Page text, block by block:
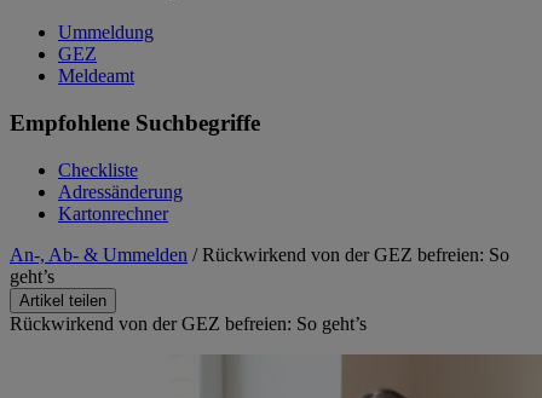
Ummeldung
GEZ
Meldeamt
Empfohlene Suchbegriffe
Checkliste
Adressänderung
Kartonrechner
An-, Ab- & Ummelden / Rückwirkend von der GEZ befreien: So
geht’s
Artikel teilen
Rückwirkend von der GEZ befreien: So geht’s